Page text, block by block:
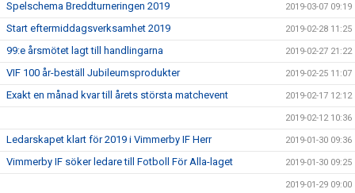
Spelschema Breddturneringen 2019 2019-03-07 09:19
Start eftermiddagsverksamhet 2019 2019-02-28 11:25
99:e årsmötet lagt till handlingarna 2019-02-27 21:22
VIF 100 år-beställ Jubileumsprodukter 2019-02-25 11:07
Exakt en månad kvar till årets största matchevent 2019-02-17 12:12
2019-02-12 10:36
Ledarskapet klart för 2019 i Vimmerby IF Herr 2019-01-30 09:36
Vimmerby IF söker ledare till Fotboll För Alla-laget 2019-01-30 09:25
2019-01-29 09:00